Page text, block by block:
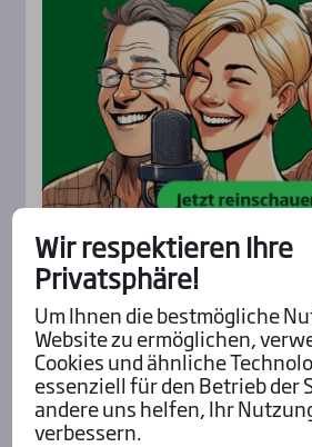
Aktu­el­les
Wir respektieren Ihre
Privatsphäre!
Um Ihnen die bestmögliche
Website zu ermöglichen,
Cookies und ähnliche
essenziell für den Betrieb der
andere uns helfen, Ihr
verbessern.